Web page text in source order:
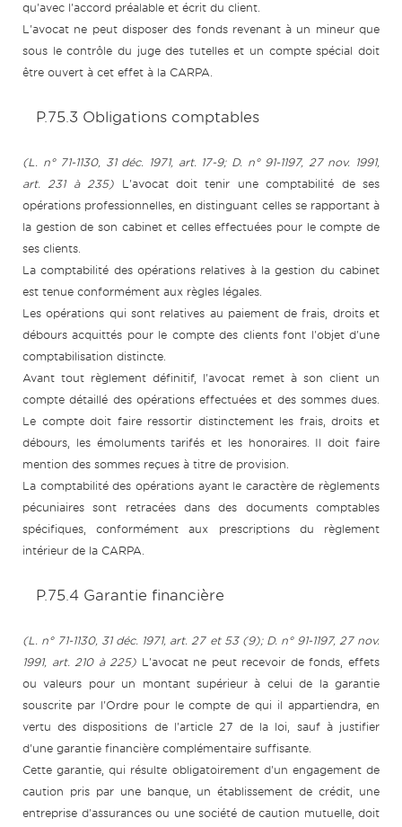
qu'avec l'accord préalable et écrit du client.
L'avocat ne peut disposer des fonds revenant à un mineur que
sous le contrôle du juge des tutelles et un compte spécial doit
être ouvert à cet effet à la CARPA.
P.75.3 Obligations comptables
(L. n° 71-1130, 31 déc. 1971, art. 17-9; D. n° 91-1197, 27 nov. 1991,
art. 231 à 235) L'avocat doit tenir une comptabilité de ses
opérations professionnelles, en distinguant celles se rapportant à
la gestion de son cabinet et celles effectuées pour le compte de
ses clients.
La comptabilité des opérations relatives à la gestion du cabinet
est tenue conformément aux règles légales.
Les opérations qui sont relatives au paiement de frais, droits et
débours acquittés pour le compte des clients font l'objet d'une
comptabilisation distincte.
Avant tout règlement définitif, l'avocat remet à son client un
compte détaillé des opérations effectuées et des sommes dues.
Le compte doit faire ressortir distinctement les frais, droits et
débours, les émoluments tarifés et les honoraires. Il doit faire
mention des sommes reçues à titre de provision.
La comptabilité des opérations ayant le caractère de règlements
pécuniaires sont retracées dans des documents comptables
spécifiques, conformément aux prescriptions du règlement
intérieur de la CARPA.
P.75.4 Garantie financière
(L. n° 71-1130, 31 déc. 1971, art. 27 et 53 (9); D. n° 91-1197, 27 nov.
1991, art. 210 à 225) L'avocat ne peut recevoir de fonds, effets
ou valeurs pour un montant supérieur à celui de la garantie
souscrite par l'Ordre pour le compte de qui il appartiendra, en
vertu des dispositions de l'article 27 de la loi, sauf à justifier
d'une garantie financière complémentaire suffisante.
Cette garantie, qui résulte obligatoirement d'un engagement de
caution pris par une banque, un établissement de crédit, une
entreprise d'assurances ou une société de caution mutuelle, doit